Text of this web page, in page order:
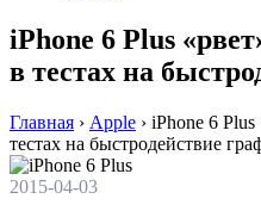
iPhone 6 Plus
в тестах на
Главная › Apple › iPhone 6 Plus
тестах на быстродействие
2015-04-03